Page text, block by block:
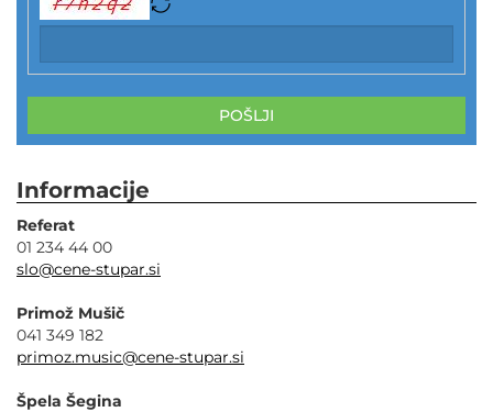
POŠLJI
Informacije
Referat
01 234 44 00
slo@cene-stupar.si
Primož Mušič
041 349 182
primoz.music@cene-stupar.si
Špela Šegina